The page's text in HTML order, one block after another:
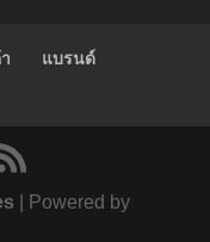
แบรนด์
| Powered by